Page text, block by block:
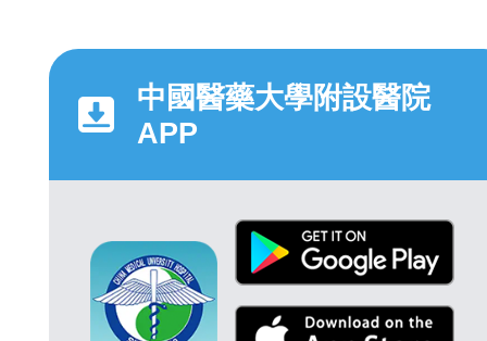
中國醫藥大學附設醫院
APP